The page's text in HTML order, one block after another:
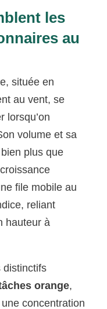
les
au
située en
au vent, se
lorsqu’on
volume et sa
plus que
file mobile au
reliant
hauteur à
distinctifs
orange,
concentration